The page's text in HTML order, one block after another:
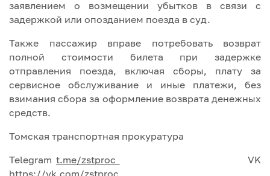
заявлением о возмещении убытков в связи с
задержкой или опозданием поезда в суд.
Также пассажир вправе потребовать возврат
полной стоимости билета при задержке
отправления поезда, включая сборы, плату за
сервисное обслуживание и иные платежи, без
взимания сбора за оформление возврата денежных
средств.
Томская транспортная прокуратура
Telegram t.me/zstproc
VK
https://vk.com/zstproc